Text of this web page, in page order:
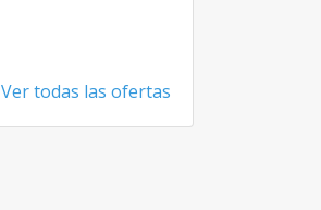
Ver todas las ofertas